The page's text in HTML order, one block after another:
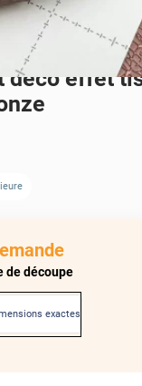
déco effet
de découpe
exactes